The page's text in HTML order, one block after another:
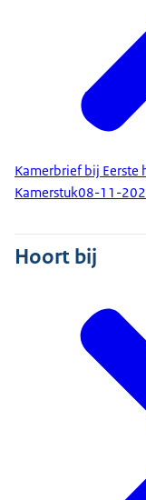
Kamerbrief bij Eerste
Kamerstuk08-11-
Hoort bij